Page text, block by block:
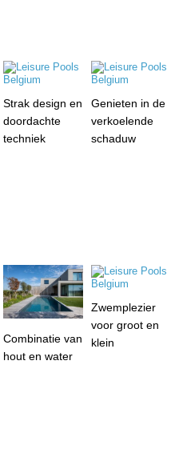
Strak design en
doordachte
techniek
Genieten in de
verkoelende
schaduw
Combinatie van
hout en water
Zwemplezier
voor groot en
klein